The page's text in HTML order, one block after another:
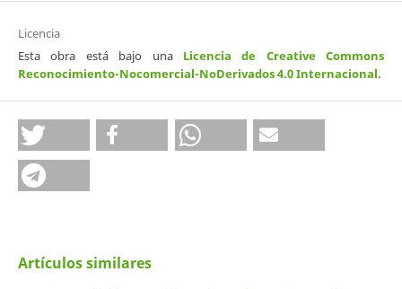
Licencia
Esta obra está bajo una Licencia de Creative Commons
Reconocimiento-Nocomercial-NoDerivados 4.0 Internacional.
Artículos similares